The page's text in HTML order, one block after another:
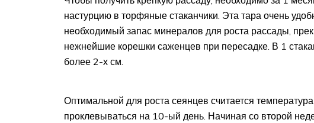
настурцию в торфяные стаканчики. Эта тара очень
необходимый запас минералов для роста рассады,
нежнейшие корешки саженцев при пересадке. В 1
более 2-х см.
Оптимальной для роста сеянцев считается
проклевываться на 10-ый день. Начиная со второй